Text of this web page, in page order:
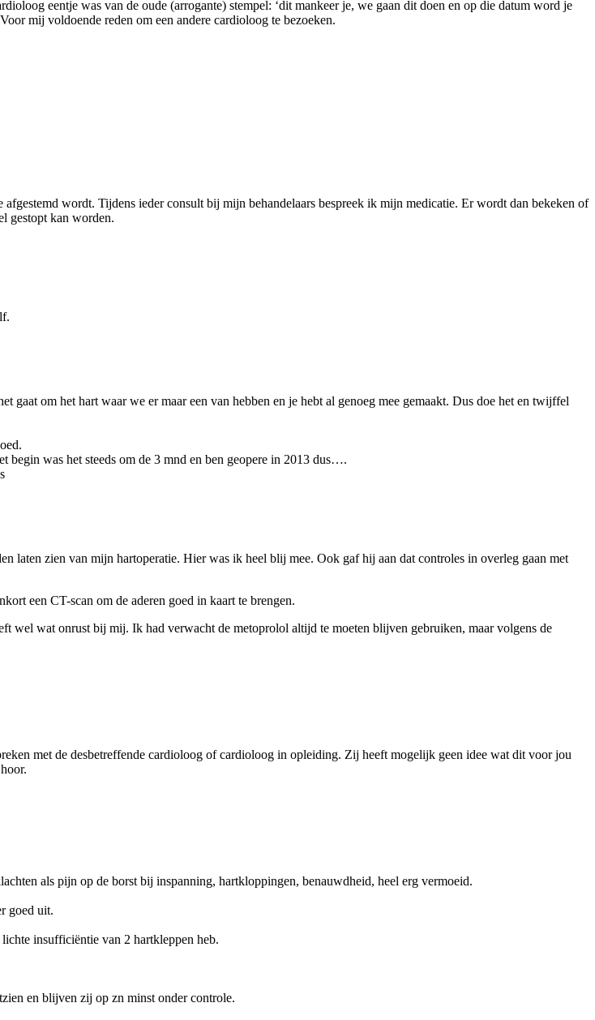
eentje was van de oude (arrogante) stempel: ‘dit mankeer je, we gaan dit doen en op die datum word je
mij voldoende reden om een andere cardioloog te bezoeken.
wordt. Tijdens ieder consult bij mijn behandelaars bespreek ik mijn medicatie. Er wordt dan bekeken of
gestopt kan worden.
gaat om het hart waar we er maar een van hebben en je hebt al genoeg mee gemaakt. Dus doe het en twijffel
begin was het steeds om de 3 mnd en ben geopere in 2013 dus….
laten zien van mijn hartoperatie. Hier was ik heel blij mee. Ook gaf hij aan dat controles in overleg gaan met
een CT-scan om de aderen goed in kaart te brengen.
wel wat onrust bij mij. Ik had verwacht de metoprolol altijd te moeten blijven gebruiken, maar volgens de
met de desbetreffende cardioloog of cardioloog in opleiding. Zij heeft mogelijk geen idee wat dit voor jou
als pijn op de borst bij inspanning, hartkloppingen, benauwdheid, heel erg vermoeid.
goed uit.
insufficiëntie van 2 hartkleppen heb.
en blijven zij op zn minst onder controle.